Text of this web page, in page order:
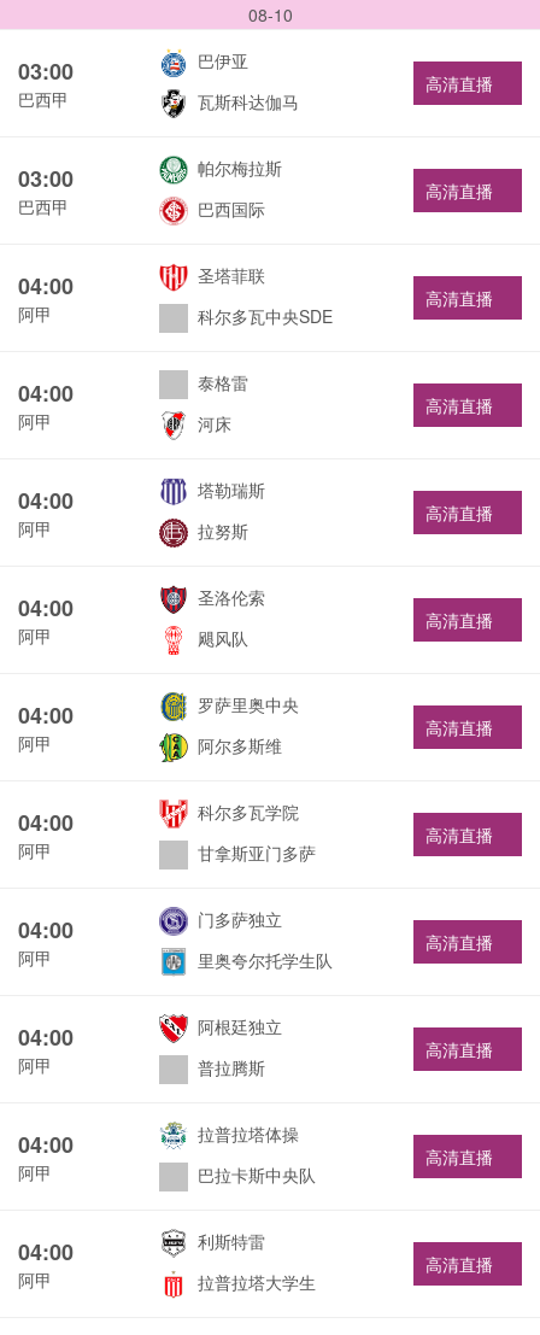
08-10
03:00
巴西甲
巴伊亚
瓦斯科达伽马
高清直播
03:00
巴西甲
帕尔梅拉斯
巴西国际
高清直播
04:00
阿甲
圣塔菲联
科尔多瓦中央SDE
高清直播
04:00
阿甲
泰格雷
河床
高清直播
04:00
阿甲
塔勒瑞斯
拉努斯
高清直播
04:00
阿甲
圣洛伦索
飓风队
高清直播
04:00
阿甲
罗萨里奥中央
阿尔多斯维
高清直播
04:00
阿甲
科尔多瓦学院
甘拿斯亚门多萨
高清直播
04:00
阿甲
门多萨独立
里奥夸尔托学生队
高清直播
04:00
阿甲
阿根廷独立
普拉腾斯
高清直播
04:00
阿甲
拉普拉塔体操
巴拉卡斯中央队
高清直播
04:00
阿甲
利斯特雷
拉普拉塔大学生
高清直播